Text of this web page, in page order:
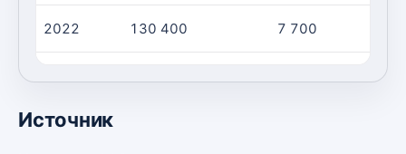
2022 130 400 7 700
Источник